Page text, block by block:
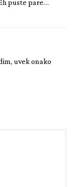
puste pare…
uvek onako